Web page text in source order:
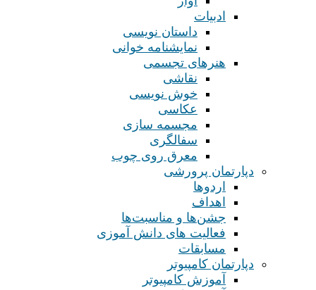
ادبیات
داستان نویسی
نمایشنامه خوانی
هنرهای تجسمی
نقاشی
خوش نویسی
عکاسی
مجسمه سازی
سفالگری
معرق روی چوب
دپارتمان پرورشی
اردوها
اهداف
جشن‌ها و مناسبت‌ها
فعالیت های دانش آموزی
مسابقات
دپارتمان کامپیوتر
آموزش کامپیوتر